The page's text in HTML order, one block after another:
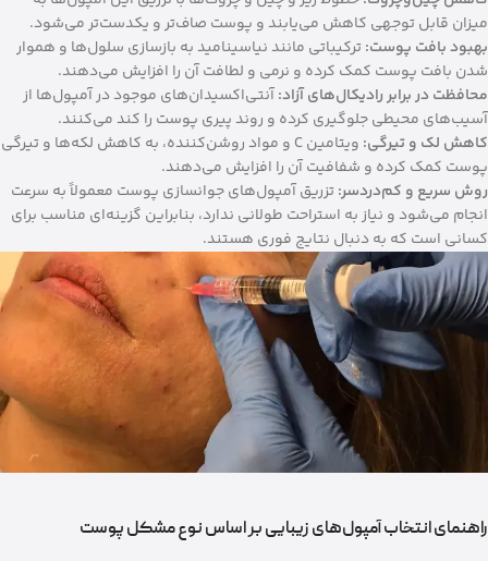
میزان قابل توجهی کاهش می‌یابند و پوست صاف‌تر و یکدست‌تر می‌شود.
بهبود بافت پوست:ترکیباتی مانند نیاسینامید به بازسازی سلول‌ها و هموار
شدن بافت پوست کمک کرده و نرمی و لطافت آن را افزایش می‌دهند.
محافظت در برابر رادیکال‌های آزاد:آنتی‌اکسیدان‌های موجود در آمپول‌ها از
آسیب‌های محیطی جلوگیری کرده و روند پیری پوست را کند می‌کنند.
کاهش لک و تیرگی:
ویتامین C و مواد روشن‌کننده، به کاهش لکه‌ها و تیرگی
پوست کمک کرده و شفافیت آن را افزایش می‌دهند.
روش سریع و کم‌دردسر:تزریق آمپول‌های جوانسازی پوست معمولاً به سرعت
انجام می‌شود و نیاز به استراحت طولانی ندارد، بنابراین گزینه‌ای مناسب برای
کسانی است که به دنبال نتایج فوری هستند.
راهنمای انتخاب آمپول‌های زیبایی بر اساس نوع مشکل پوست